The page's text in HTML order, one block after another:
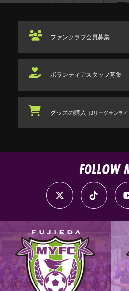
ファンクラブ会員募集
ボランティアスタッフ募集
グッズの購入 （Jリーグオンライ
FOLLOW